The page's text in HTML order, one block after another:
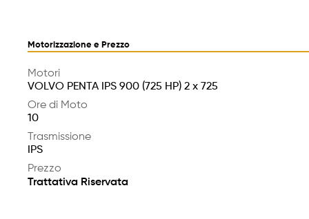
Motorizzazione e Prezzo
Motori
VOLVO PENTA IPS 900 (725 HP) 2 x 725
Ore di Moto
10
Trasmissione
IPS
Prezzo
Trattativa Riservata